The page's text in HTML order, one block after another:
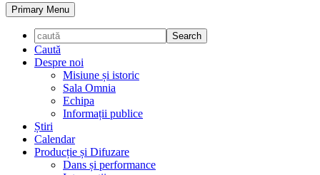
Primary Menu
Caută
Despre noi
Misiune și istoric
Sala Omnia
Echipa
Informații publice
Știri
Calendar
Producție și Difuzare
Dans și performance